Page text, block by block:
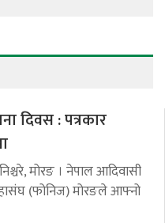
दिवस : पत्रकार
मोरङ । नेपाल आदिवासी
(फोनिज) मोरङले आफ्नो